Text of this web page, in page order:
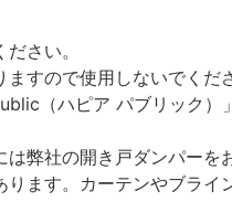
さい。
すので使用しないでくださ
（ハピア パブリック）
弊社の開き戸ダンパーを
ます。カーテンやブライ